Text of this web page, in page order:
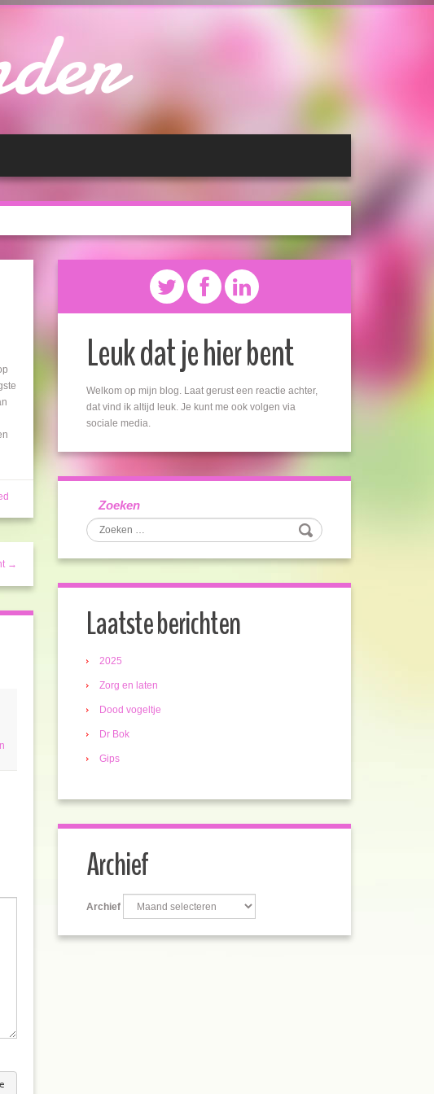
→
Leuk dat je hier bent
Welkom op mijn blog. Laat gerust een reactie achter,
dat vind ik altijd leuk. Je kunt me ook volgen via
sociale media.
Zoeken
Laatste berichten
2025
Zorg en laten
Dood vogeltje
Dr Bok
Gips
Archief
Archief